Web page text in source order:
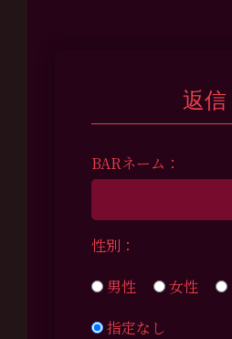
返信
BARネーム：
性別：
男性
女性
指定なし